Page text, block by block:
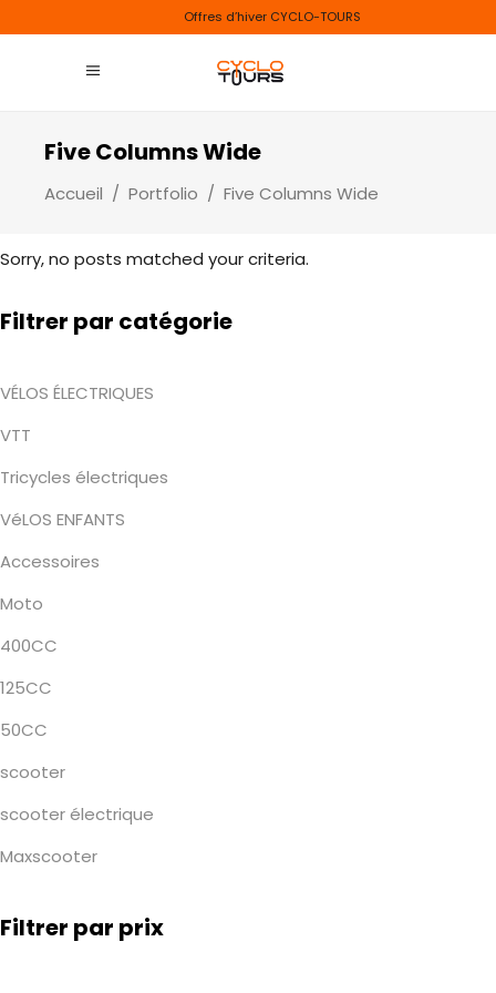
Offres d’hiver CYCLO-TOURS
Five Columns Wide
Accueil / Portfolio / Five Columns Wide
Sorry, no posts matched your criteria.
Filtrer par catégorie
VÉLOS ÉLECTRIQUES
VTT
Tricycles électriques
VéLOS ENFANTS
Accessoires
Moto
400CC
125CC
50CC
scooter
scooter électrique
Maxscooter
Filtrer par prix